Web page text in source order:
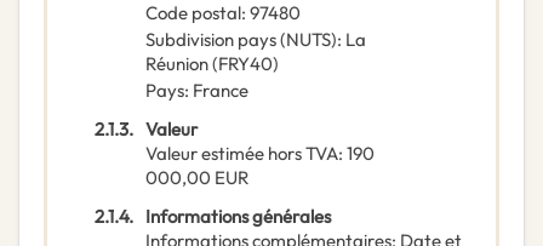
Code postal: 97480
Subdivision pays (NUTS): La
Réunion(FRY40)
Pays: France
2.1.3. Valeur
Valeur estimée hors TVA: 190
000,00 EUR
2.1.4. Informations générales
Informations complémentaires: Date et